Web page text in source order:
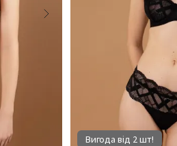
Вигода від 2 шт!